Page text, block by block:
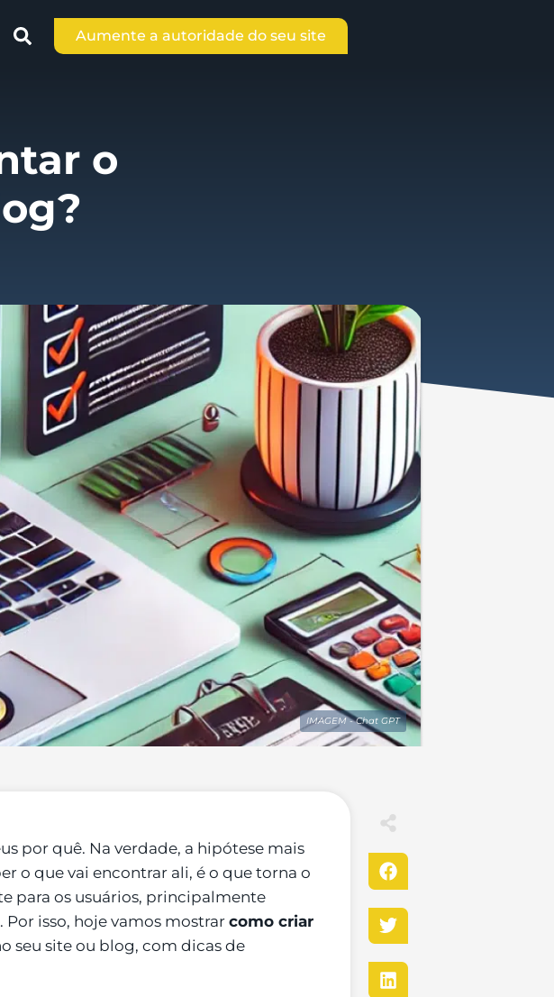
Aumente a autoridade do seu site
o
IMAGEM - Chat GPT
por quê. Na verdade, a hipótese mais
o que vai encontrar ali, é o que torna o
para os usuários, principalmente
isso, hoje vamos mostrar como criar
seu site ou blog, com dicas de